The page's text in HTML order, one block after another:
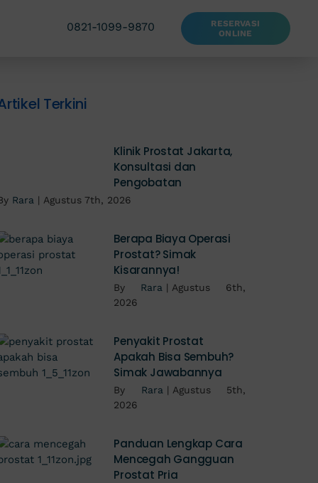
0821-1099-9870
RESERVASI
ONLINE
Terkini
Klinik Prostat Jakarta,
Konsultasi dan
Pengobatan
Rara | Agustus 7th, 2026
Berapa Biaya Operasi
Prostat? Simak
Kisarannya!
By Rara | Agustus 6th,
2026
Penyakit Prostat
Apakah Bisa Sembuh?
Simak Jawabannya
By Rara | Agustus 5th,
2026
Panduan Lengkap Cara
Mencegah Gangguan
Prostat Pria